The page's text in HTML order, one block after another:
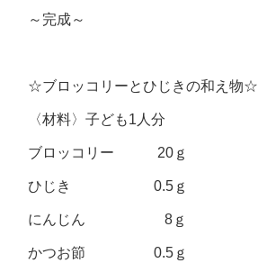
～完成～
☆ブロッコリーとひじきの和え物☆
〈材料〉子ども1人分
ブロッコリー 20ｇ
ひじき 0.5ｇ
にんじん 8ｇ
かつお節 0.5ｇ